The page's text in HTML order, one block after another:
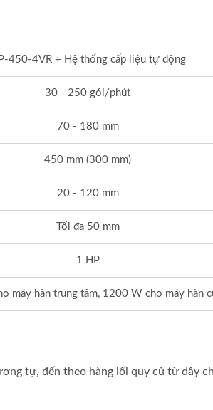
450-4VR + Hệ thống cấp liệu tự động
30 - 250 gói/phút
70 - 180 mm
450 mm (300 mm)
20 - 120 mm
Tối đa 50 mm
1 HP
máy hàn trung tâm, 1200 W cho máy hàn
tự, đến theo hàng lối quy củ từ dây